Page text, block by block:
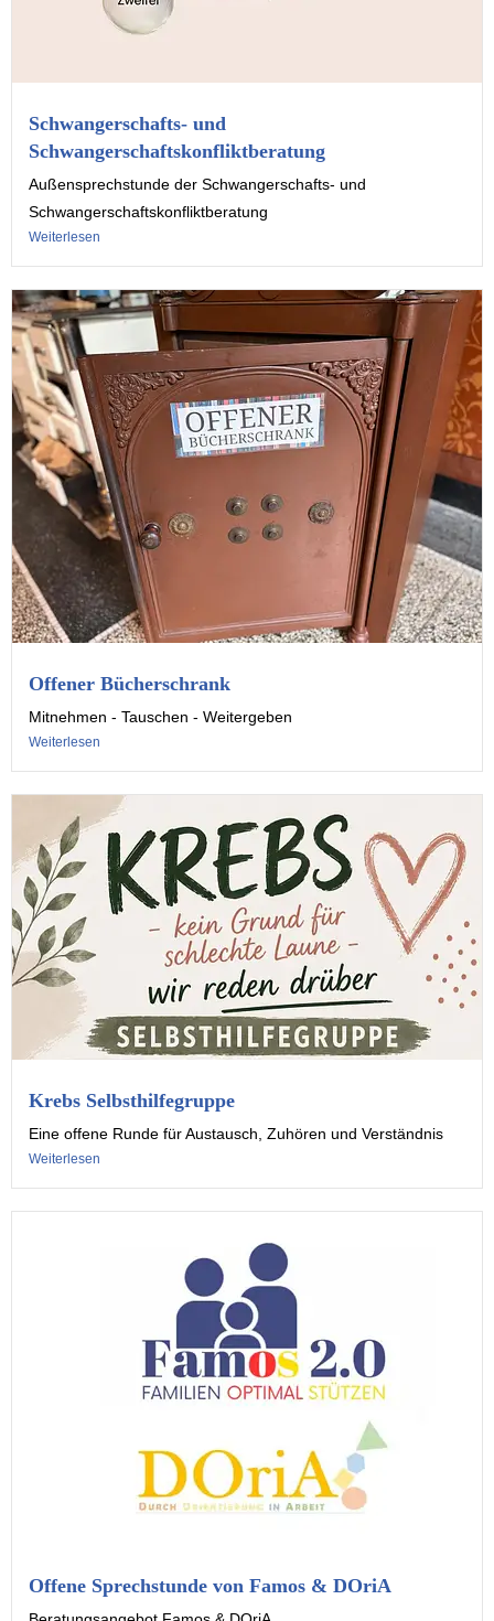
Schwangerschafts- und
Schwangerschaftskonfliktberatung
Außensprechstunde der Schwangerschafts- und
Schwangerschaftskonfliktberatung
Weiterlesen
Offener Bücherschrank
Mitnehmen - Tauschen - Weitergeben
Weiterlesen
Krebs Selbsthilfegruppe
Eine offene Runde für Austausch, Zuhören und Verständnis
Weiterlesen
Offene Sprechstunde von Famos & DOriA